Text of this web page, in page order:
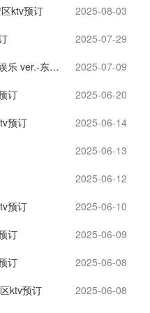
ktv预订
2025-08-03
2025-07-29
丰县ktv预订
2025-07-09
订
2025-06-20
预订
2025-06-14
2025-06-13
2025-06-12
预订
2025-06-10
订
2025-06-09
订
2025-06-08
ktv预订
2025-06-08